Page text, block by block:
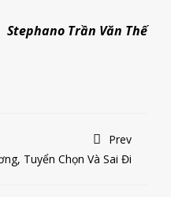
Stephano Trần Văn Thế
Prev
Tuyển Chọn Và Sai Đi